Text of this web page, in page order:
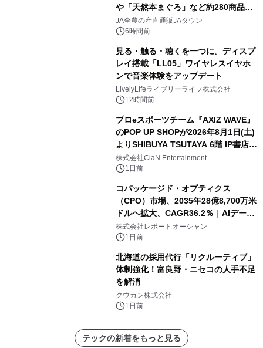
や「天然本まぐろ」など約280商品を
販売！～毎月１０日の定例企画～
JA全農の産直通販JAタウン
6時間前
見る・触る・聴くを一つに。ディスプ
レイ搭載「LL05」ワイヤレスイヤホ
ンで音楽体験をアップデート
LivelyLifeライブリーライフ株式会社
12時間前
プロeスポーツチーム『AXIZ WAVE』
のPOP UP SHOPが2026年8月1日(土)
よりSHIBUYA TSUTAYA 6階 IP書店で
開催決定！！
株式会社ClaN Entertainment
1日前
コパッケージド・オプティクス
（CPO）市場、2035年28億8,700万米
ドルへ拡大、CAGR36.2％｜AIデータ
センター・高速光通信需要が成長を加
速
株式会社レポートオーシャン
1日前
北海道の採用代行「リクルーティブ」
体制強化！富良野・ニセコの人手不足
を解消
クウカン株式会社
1日前
テックの新着をもっと見る